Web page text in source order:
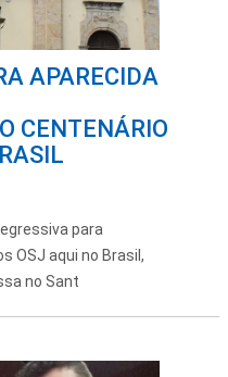
APARECIDA
CENTENÁRIO
para
OSJ aqui no Brasil,
no Sant